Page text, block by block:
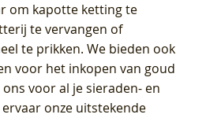
om kapotte ketting te
te vervangen of
te prikken. We bieden ook
voor het inkopen van goud
voor al je sieraden- en
onze uitstekende